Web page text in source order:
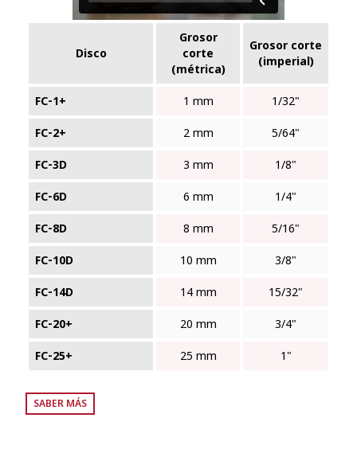
Disco
Grosor
corte
(métrica)
Grosor corte
(imperial)
FC‑1+ 1 mm 1/32"
FC‑2+ 2 mm 5/64"
FC‑3D 3 mm 1/8"
FC‑6D 6 mm 1/4"
FC‑8D 8 mm 5/16"
FC‑10D 10 mm 3/8"
FC‑14D 14 mm 15/32"
FC‑20+ 20 mm 3/4"
FC‑25+ 25 mm 1"
SABER MÁS